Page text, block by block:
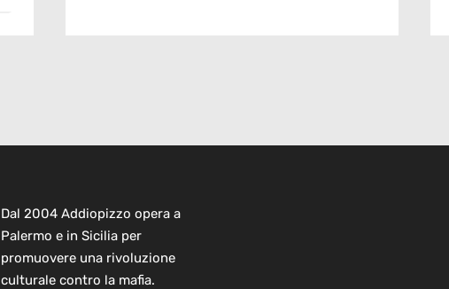
Dal 2004 Addiopizzo opera a
Palermo e in Sicilia per
promuovere una rivoluzione
culturale contro la mafia.